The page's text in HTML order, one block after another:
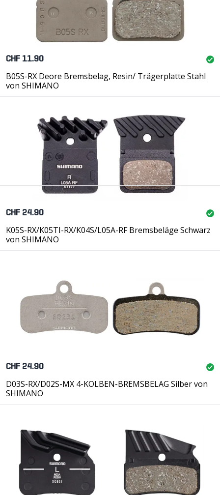
CHF 11.90
B05S-RX Deore Bremsbelag, Resin/ Trägerplatte Stahl
von SHIMANO
CHF 24.90
K05S-RX/K05TI-RX/K04S/L05A-RF Bremsbeläge Schwarz
von SHIMANO
CHF 24.90
D03S-RX/D02S-MX 4-KOLBEN-BREMSBELAG Silber von
SHIMANO